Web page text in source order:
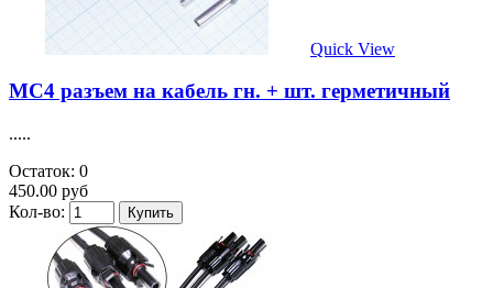
Quick View
MC4 разъем на кабель гн. + шт. герметичный
.....
Остаток: 0
450.00 руб
Кол-во: